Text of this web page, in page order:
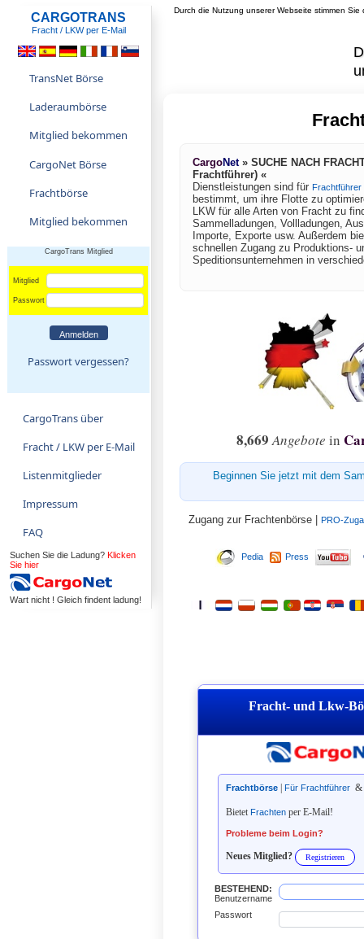
CARGOTRANS
Fracht / LKW per E-Mail
TransNet Börse
Laderaumbörse
Mitglied bekommen
CargoNet Börse
Frachtbörse
Mitglied bekommen
CargoTrans Mitglied
Mitglied
Passwort
Passwort vergessen?
CargoTrans über
Fracht / LKW per E-Mail
Listenmitglieder
Impressum
FAQ
Suchen Sie die Ladung? Klicken
Sie hier
Wart nicht ! Gleich findent ladung!
Durch die Nutzung unserer Webseite stimmen
CargoNet » SUCHE NACH
Frachtführer) «
Dienstleistungen sind für Frachtführer
bestimmt, um ihre Flotte zu
LKW für alle Arten von Fracht zu
Sammelladungen, Vollladungen,
Importe, Exporte usw. Außerdem
schnellen Zugang zu Produktions-
Speditionsunternehmen in
8,669Angebote in
Beginnen Sie jetzt mit dem
Zugang zur Frachtenbörse | PRO-
Pedia Press
Fracht- und Lkw-
Frachtbörse | Für Frachtführer &
Bietet Frachten per E-Mail!
Probleme beim Login?
Neues Mitglied? Registrieren
BESTEHEND:
Benutzername
Passwort